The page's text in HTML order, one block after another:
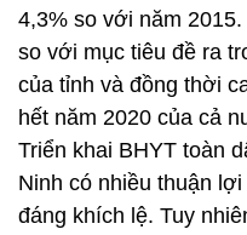
4,3% so với năm
so với mục tiêu đề ra
của tỉnh và đồng thời
hết năm 2020 của cả
Triển khai BHYT toàn
Ninh có nhiều thuận
đáng khích lệ. Tuy